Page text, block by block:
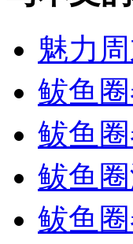
魅力
鲅鱼
鲅鱼
鲅鱼
鲅鱼